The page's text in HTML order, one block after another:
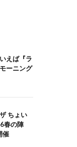
えば『ラ
ーニング
ちょい
春の陣
催